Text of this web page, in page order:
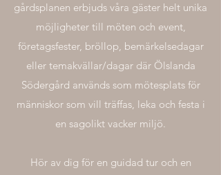
gårdsplanen erbjuds våra gäster helt unika
möjligheter till möten och event,
företagsfester, bröllop, bemärkelsedagar
eller temakvällar/dagar där Ölslanda
Södergård används som mötesplats för
människor som vill träffas, leka och festa i
en sagolikt vacker miljö.
Hör av dig för en guidad tur och en